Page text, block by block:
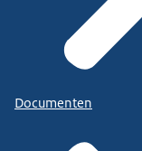
Documenten